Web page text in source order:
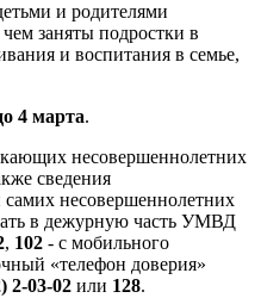
и родителями
заняты подростки в
и воспитания в семье,
4 марта.
несовершеннолетних
сведения
самих несовершеннолетних
в дежурную часть УМВД
, 102 - с мобильного
«телефон доверия»
2-03-02 или 128.